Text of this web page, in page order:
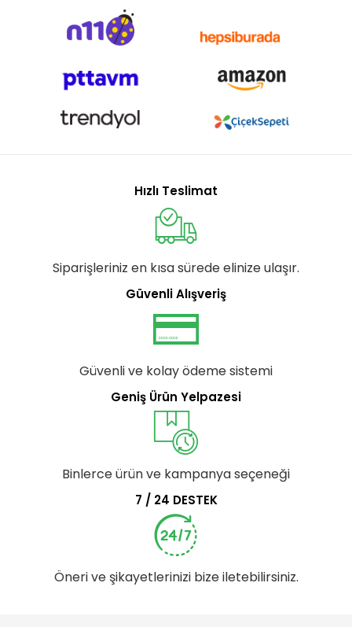
Hızlı Teslimat
Siparişleriniz en kısa sürede elinize ulaşır.
Güvenli Alışveriş
Güvenli ve kolay ödeme sistemi
Geniş Ürün Yelpazesi
Binlerce ürün ve kampanya seçeneği
7 / 24 DESTEK
Öneri ve şikayetlerinizi bize iletebilirsiniz.